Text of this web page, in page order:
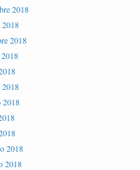
2018
2018
2018
2018
2018
2018